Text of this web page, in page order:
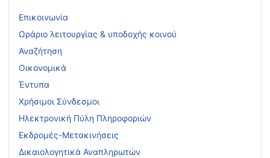
Επικοινωνία
Ωράριο λειτουργίας & υποδοχής κοινού
Αναζήτηση
Οικονομικά
Έντυπα
Χρήσιμοι Σύνδεσμοι
Ηλεκτρονική Πύλη Πληροφοριών
Εκδρομές-Μετακινήσεις
Δικαιολογητικά Αναπληρωτών